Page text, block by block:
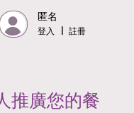
匿名
登入 註冊
推廣您的餐